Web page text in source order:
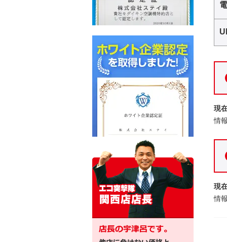
現
情
現
情